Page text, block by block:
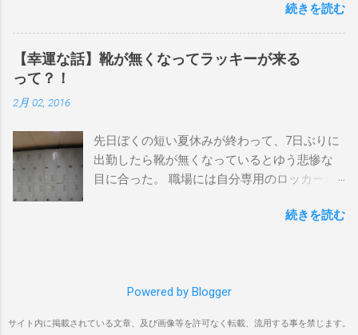
狙っているポイント バーレー、キラ、レイ
ンボーベイ、クーリービーチ 絶対に入りたい
ポイント ベルズビーチ、グレートオーシャ
ナチュラル DHD DX-1
5'10"×18'3/8×2'3/16 Glassing Team 4×4
Extra Toe patch FCS Dacy 6'0 Nick Maz 5'5"×
18'7/8"×2'5/18 FCS 375mm 295mm Firewire
Slater design OMNI 5' 3"×18'5/8"×2'1/4" Round
テルやリゾートに滞在して目の前のブレイク
を独占するスタイル。もうひとつが、複数の
ポイントを巡る「ボートトリップ」です。 今
回はそのボートトリップで、時間と空間の贅
系YouTubeチャンネル「よういちチャンネル
Spirit Kooks」と、国内外のサーフトリップ専
門旅行会社「Geekoutトラベル」さんとのコラ
際に行ったアクセス方法やスケジュールをま
スリランカ・コロンボ空港で乗り換えてモル
ディブのマレ空港へ向かいました。 預け荷物
続きを読む
【幸運な話】靴が無くなってラッキーが来る
って？！
2月 02, 2016
先日ぼくの短い夏休みが終わって、7日ぶりに
出勤したら靴が無くなっているとゆう悲惨な
目に合った。 職場には自分専用のロッカーが
んでいるのだが、仕事中に履いているシェフ
中には入れたくないのはみんな同じなのだ。
続きを読む
Powered by Blogger
サイト内に掲載されている文章、及び画像等を許可なく転載、流用する事を禁じます。